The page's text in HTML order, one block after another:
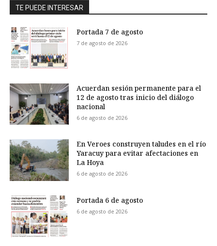
TE PUEDE INTERESAR
Portada 7 de agosto
7 de agosto de 2026
Acuerdan sesión permanente para el
12 de agosto tras inicio del diálogo
nacional
6 de agosto de 2026
En Veroes construyen taludes en el río
Yaracuy para evitar afectaciones en
La Hoya
6 de agosto de 2026
Portada 6 de agosto
6 de agosto de 2026